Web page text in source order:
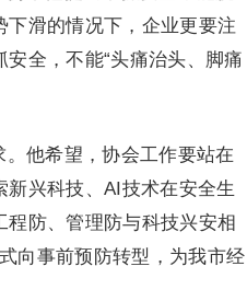
滑的情况下，企业更要注
全，不能“头痛治头、脚痛
他希望，协会工作要站在
兴科技、AI技术在安全生
防、管理防与科技兴安相
向事前预防转型，为我市经